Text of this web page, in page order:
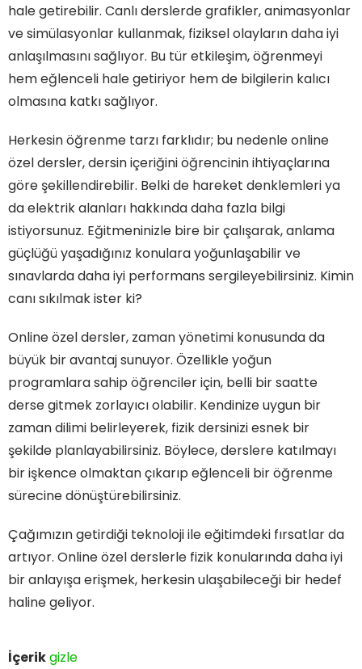
hale getirebilir. Canlı derslerde grafikler, animasyonlar
ve simülasyonlar kullanmak, fiziksel olayların daha iyi
anlaşılmasını sağlıyor. Bu tür etkileşim, öğrenmeyi
hem eğlenceli hale getiriyor hem de bilgilerin kalıcı
olmasına katkı sağlıyor.
Herkesin öğrenme tarzı farklıdır; bu nedenle online
özel dersler, dersin içeriğini öğrencinin ihtiyaçlarına
göre şekillendirebilir. Belki de hareket denklemleri ya
da elektrik alanları hakkında daha fazla bilgi
istiyorsunuz. Eğitmeninizle bire bir çalışarak, anlama
güçlüğü yaşadığınız konulara yoğunlaşabilir ve
sınavlarda daha iyi performans sergileyebilirsiniz. Kimin
canı sıkılmak ister ki?
Online özel dersler, zaman yönetimi konusunda da
büyük bir avantaj sunuyor. Özellikle yoğun
programlara sahip öğrenciler için, belli bir saatte
derse gitmek zorlayıcı olabilir. Kendinize uygun bir
zaman dilimi belirleyerek, fizik dersinizi esnek bir
şekilde planlayabilirsiniz. Böylece, derslere katılmayı
bir işkence olmaktan çıkarıp eğlenceli bir öğrenme
sürecine dönüştürebilirsiniz.
Çağımızın getirdiği teknoloji ile eğitimdeki fırsatlar da
artıyor. Online özel derslerle fizik konularında daha iyi
bir anlayışa erişmek, herkesin ulaşabileceği bir hedef
haline geliyor.
İçerikgizle